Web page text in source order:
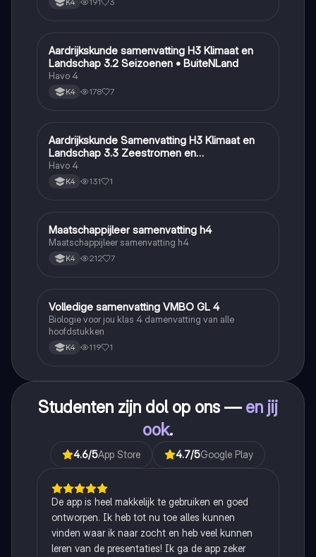
K4
Aardrijkskunde
Aardrijkskunde samenvatting H3 Klimaat en
Landschap 3.2 Seizoenen • BuiteNLand
Havo 4
K4 178 7
Aardrijkskunde
Aardrijkskunde Samenvatting H3 Klimaat en
Landschap 3.3 Zeestromen en
Klimaatgebieden • BuiteNLand
Havo 4
K4 131 1
Maatschappijleer
Maatschappijleer samenvatting h4
Maatschappijleer samenvatting h4
K4 212 7
Biologie
Volledige samenvatting VMBO GL 4
Biologie voor jou klas 4 damenvatting van alle
hoofdstukken
K4 119 1
Studenten zijn dol op ons — en jij
ook.
4.6/5App Store 4.7/5Google Play
De app is heel makkelijk te gebruiken en goed
ontworpen. Ik heb tot nu toe alles kunnen
vinden waar ik naar zocht en heb veel kunnen
leren van de presentaties! Ik ga de app zeker